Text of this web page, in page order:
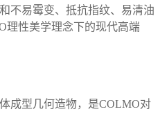
不易霉变、抵抗指纹、易清油
理性美学理念下的现代高端
成型几何造物，是COLMO对